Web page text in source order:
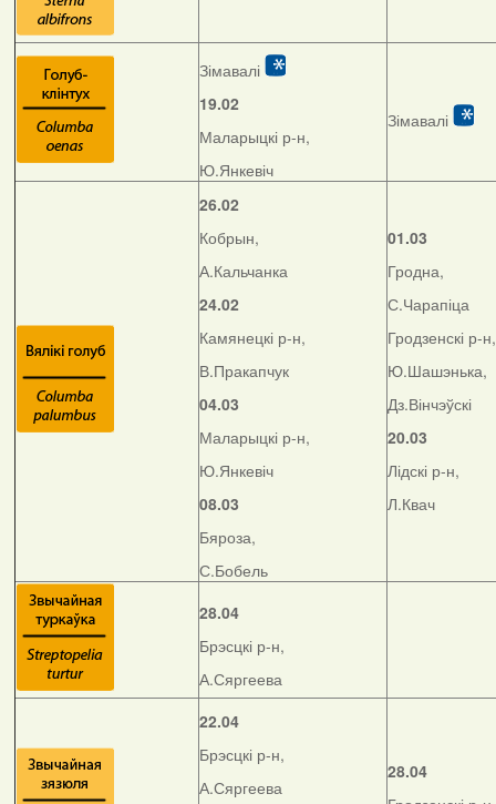
Зімавалі
19.02
Маларыцкі р-н,
Ю.Янкевіч
Зімавалі
26.02
Кобрын,
А.Кальчанка
24.02
Камянецкі р-н,
В.Пракапчук
04.03
Маларыцкі р-н,
Ю.Янкевіч
08.03
Бяроза,
С.Бобель
01.03
Гродна,
С.Чарапіца
Гродзенскі р-н,
Ю.Шашэнька,
Дз.Вінчэўскі
20.03
Лідскі р-н,
Л.Квач
28.04
Брэсцкі р-н,
А.Сяргеева
22.04
Брэсцкі р-н,
А.Сяргеева
28.04